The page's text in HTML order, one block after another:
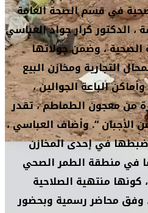
في قسم الصحة العامة
، الدكتور كرار جواد العباسي
الصحية ، وضمن جولاتها
التجارية ومخازن البيع
الباعة الجوالين ،
من معجون الطماطم ، تقدر
، و( 15) طن من الأجبان “. وأضاف العباسي ،
ضبطها في إحدى المخازن
في منطقة الطمر الصحي
كونها منتهية الصلاحية
محاضر رسمية وبحضور